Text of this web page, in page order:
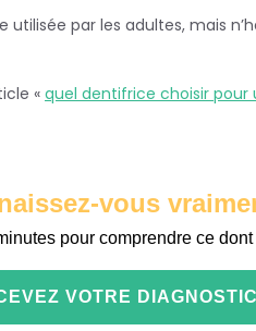
par les adultes, mais
« quel dentifrice choisir pour
vous
pour comprendre ce
VOTRE